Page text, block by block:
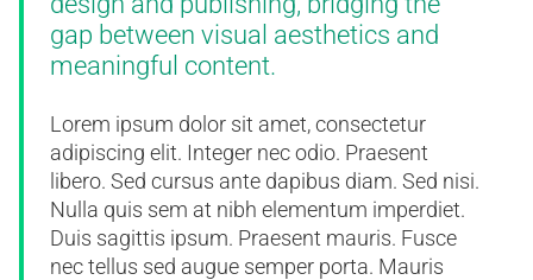
gap between visual aesthetics and
meaningful content.
Lorem ipsum dolor sit amet, consectetur
adipiscing elit. Integer nec odio. Praesent
libero. Sed cursus ante dapibus diam. Sed nisi.
Nulla quis sem at nibh elementum imperdiet.
Duis sagittis ipsum. Praesent mauris. Fusce
nec tellus sed augue semper porta. Mauris